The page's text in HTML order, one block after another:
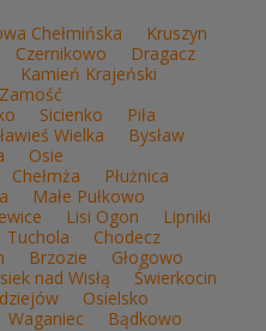
Chełmińska
Kruszyn
Czernikowo
Dragacz
Kamień Krajeński
Zamość
Sicienko
Piła
Wielka
Bysław
Osie
Chełmża
Płużnica
Małe Pułkowo
Lisi Ogon
Lipniki
Tuchola
Chodecz
Brzozie
Głogowo
nad Wisłą
Świerkocin
Osielsko
Waganiec
Bądkowo